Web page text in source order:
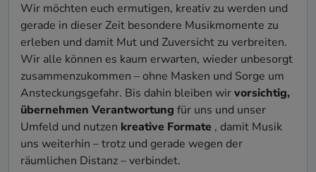
Wir möchten euch ermutigen, kreativ zu werden und
gerade in dieser Zeit besondere Musikmomente zu
erleben und damit Mut und Zuversicht zu verbreiten.
Wir alle können es kaum erwarten, wieder unbesorgt
zusammenzukommen – ohne Masken und Sorge um
Ansteckungsgefahr. Bis dahin bleiben wirvorsichtig,
übernehmen Verantwortung für uns und unser
Umfeld und nutzen kreative Formate , damit Musik
uns weiterhin – trotz und gerade wegen der
räumlichen Distanz – verbindet.